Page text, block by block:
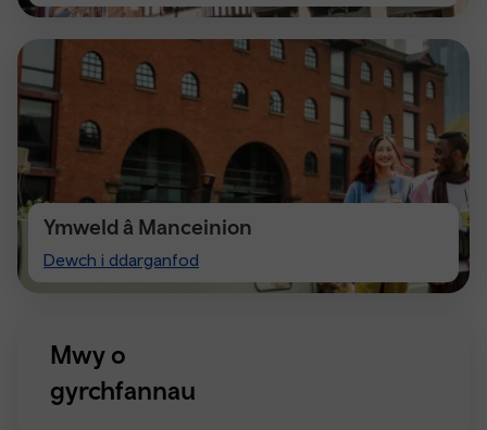
Ymweld â Manceinion
Dewch i ddarganfod
Visiting
Manchester
Mwy o
gyrchfannau